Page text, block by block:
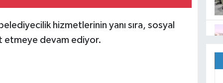
hizmetlerinin yanı sıra, sosyal
etmeye devam ediyor.